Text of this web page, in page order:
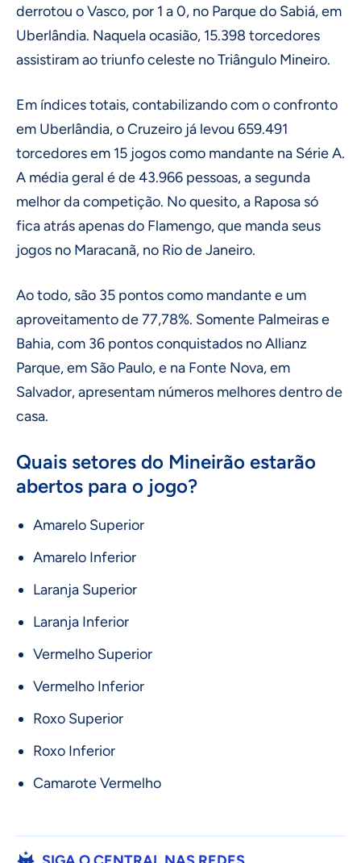
derrotou o Vasco, por 1 a 0, no Parque do Sabiá, em
Uberlândia. Naquela ocasião, 15.398 torcedores
assistiram ao triunfo celeste no Triângulo Mineiro.
Em índices totais, contabilizando com o confronto
em Uberlândia, o Cruzeiro já levou 659.491
torcedores em 15 jogos como mandante na Série A.
A média geral é de 43.966 pessoas, a segunda
melhor da competição. No quesito, a Raposa só
fica atrás apenas do Flamengo, que manda seus
jogos no Maracanã, no Rio de Janeiro.
Ao todo, são 35 pontos como mandante e um
aproveitamento de 77,78%. Somente Palmeiras e
Bahia, com 36 pontos conquistados no Allianz
Parque, em São Paulo, e na Fonte Nova, em
Salvador, apresentam números melhores dentro de
casa.
Quais setores do Mineirão estarão
abertos para o jogo?
Amarelo Superior
Amarelo Inferior
Laranja Superior
Laranja Inferior
Vermelho Superior
Vermelho Inferior
Roxo Superior
Roxo Inferior
Camarote Vermelho